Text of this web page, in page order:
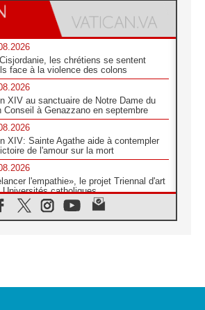
les chrétiens se sentent
face à la violence des colons
XIV au sanctuaire de Notre Dame du
Conseil à Genazzano en septembre
XIV: Sainte Agathe aide à contempler
de l'amour sur la mort
l'empathie», le projet Triennal d'art
Universités catholiques
2026, donner la parole aux religieuses